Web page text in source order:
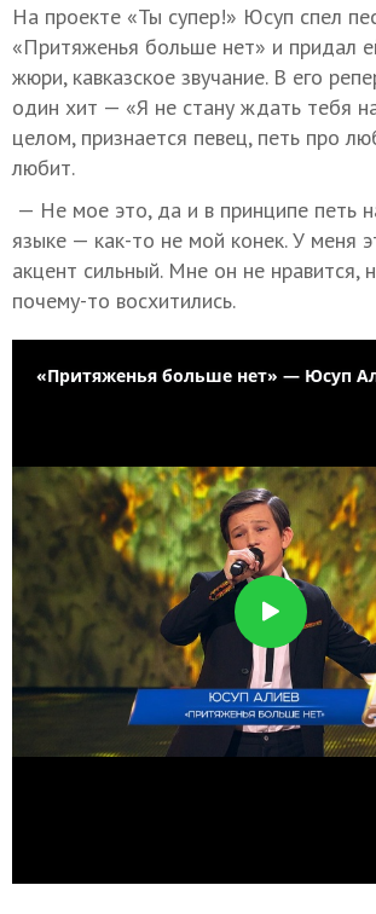
На проекте «Ты супер!» Юсуп спел
«Притяженья больше нет» и придал
жюри, кавказское звучание. В его
один хит — «Я не стану ждать тебя
целом, признается певец, петь про
любит.
— Не мое это, да и в принципе петь
языке — как-то не мой конек. У меня
акцент сильный. Мне он не нравится,
почему-то восхитились.